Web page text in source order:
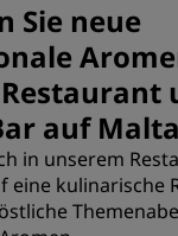
Sie neue
auf Malta
in unserem
eine kulinarische